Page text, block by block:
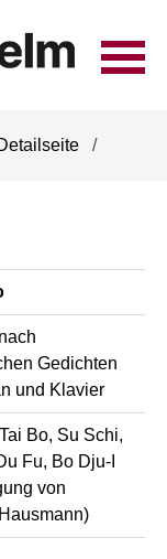
Gedichten
und Klavier
Bo, Su Schi,
Fu, Bo Dju-I
von